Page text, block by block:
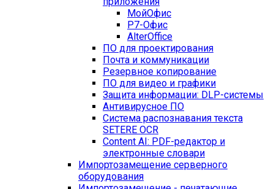
МойОфис
Р7-Офис
AlterOffice
ПО для проектирования
Почта и коммуникации
Резервное копирование
ПО для видео и графики
Защита информации: DLP-системы
Антивирусное ПО
Система распознавания текста
SETERE OCR
Content AI: PDF-редактор и
электронные словари
Импортозамещение серверного
оборудования